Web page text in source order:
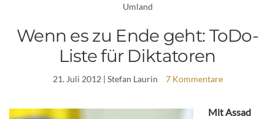
Umland
Wenn es zu Ende geht: ToDo-
Liste für Diktatoren
21. Juli 2012| Stefan Laurin 7 Kommentare
Mit Assad